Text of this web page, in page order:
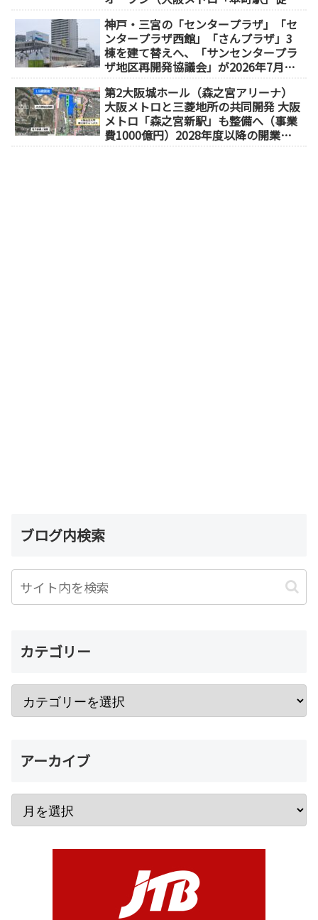
神戸・三宮の「センタープラザ」「セ
ンタープラザ西館」「さんプラザ」3
棟を建て替えへ、「サンセンタープラ
ザ地区再開発協議会」が2026年7月発
第2大阪城ホール（森之宮アリーナ）
大阪メトロと三菱地所の共同開発 大阪
メトロ「森之宮新駅」も整備へ（事業
費1000億円）2028年度以降の開業
ブログ内検索
カテゴリー
アーカイブ